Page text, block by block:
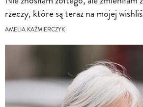
rzeczy, które są teraz na mojej
AMELIA KAŹMIERCZYK